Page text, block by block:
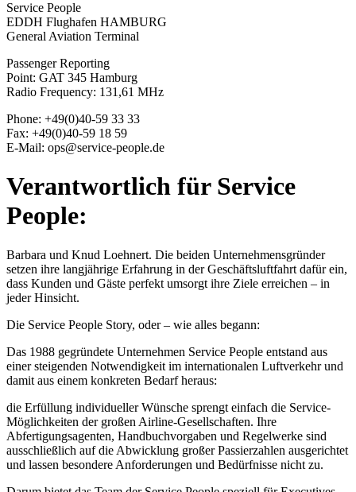
Service People
EDDH Flughafen HAMBURG
General Aviation Terminal
Passenger Reporting
Point: GAT 345 Hamburg
Radio Frequency: 131,61 MHz
Phone: +49(0)40-59 33 33
Fax: +49(0)40-59 18 59
E-Mail: ops@service-people.de
Verantwortlich für Service
People:
Barbara und Knud Loehnert. Die beiden Unternehmensgründer
setzen ihre langjährige Erfahrung in der Geschäftsluftfahrt dafür ein,
dass Kunden und Gäste perfekt umsorgt ihre Ziele erreichen – in
jeder Hinsicht.
Die Service People Story, oder – wie alles begann:
Das 1988 gegründete Unternehmen Service People entstand aus
einer steigenden Notwendigkeit im internationalen Luftverkehr und
damit aus einem konkreten Bedarf heraus:
die Erfüllung individueller Wünsche sprengt einfach die Service-
Möglichkeiten der großen Airline-Gesellschaften. Ihre
Abfertigungsagenten, Handbuchvorgaben und Regelwerke sind
ausschließlich auf die Abwicklung großer Passierzahlen ausgerichtet
und lassen besondere Anforderungen und Bedürfnisse nicht zu.